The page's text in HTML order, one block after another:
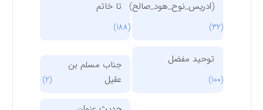
(ادریس_نوح_هود_صالح) تا خاتم
توحید مفضل
جناب مسلم بن
عقیل